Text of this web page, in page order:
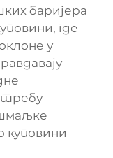
баријера
где
у
куповини